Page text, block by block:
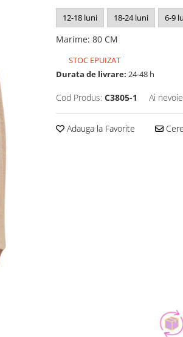
12-18 luni 18-24 luni 6-9
Marime: 80 CM
STOC EPUIZAT
Durata de livrare: 24-48 h
Cod Produs: C3805-1 Ai
Adauga la Favorite